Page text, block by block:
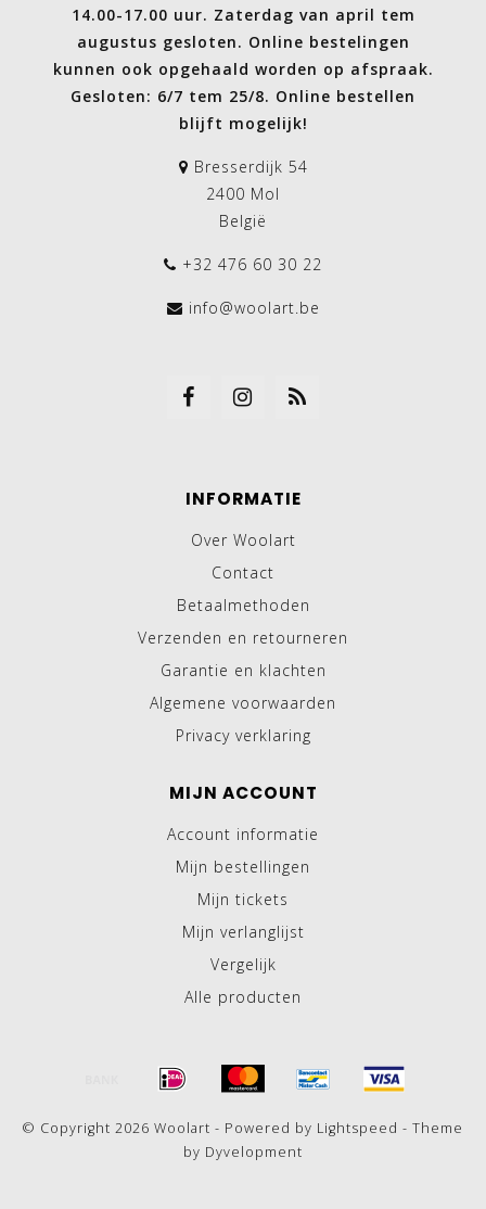
14.00-17.00 uur. Zaterdag van april tem
augustus gesloten. Online bestelingen
kunnen ook opgehaald worden op afspraak.
Gesloten: 6/7 tem 25/8. Online bestellen
blijft mogelijk!
Bresserdijk 54
2400 Mol
België
+32 476 60 30 22
info@woolart.be
INFORMATIE
Over Woolart
Contact
Betaalmethoden
Verzenden en retourneren
Garantie en klachten
Algemene voorwaarden
Privacy verklaring
MIJN ACCOUNT
Account informatie
Mijn bestellingen
Mijn tickets
Mijn verlanglijst
Vergelijk
Alle producten
© Copyright 2026 Woolart - Powered by Lightspeed - Theme
by Dyvelopment